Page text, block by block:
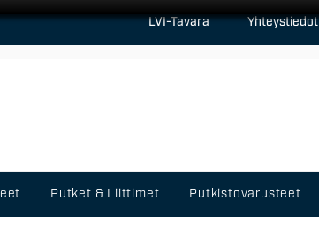
LVI-Tavara Yhteystiedot
Putket & Liittimet Putkistovarusteet